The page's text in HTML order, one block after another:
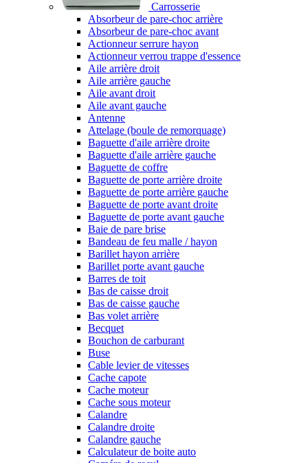
Carrosserie
Absorbeur de pare-choc arrière
Absorbeur de pare-choc avant
Actionneur serrure hayon
Actionneur verrou trappe d'essence
Aile arrière droit
Aile arrière gauche
Aile avant droit
Aile avant gauche
Antenne
Attelage (boule de remorquage)
Baguette d'aile arrière droite
Baguette d'aile arrière gauche
Baguette de coffre
Baguette de porte arrière droite
Baguette de porte arrière gauche
Baguette de porte avant droite
Baguette de porte avant gauche
Baie de pare brise
Bandeau de feu malle / hayon
Barillet hayon arrière
Barillet porte avant gauche
Barres de toit
Bas de caisse droit
Bas de caisse gauche
Bas volet arrière
Becquet
Bouchon de carburant
Buse
Cable levier de vitesses
Cache capote
Cache moteur
Cache sous moteur
Calandre
Calandre droite
Calandre gauche
Calculateur de boite auto